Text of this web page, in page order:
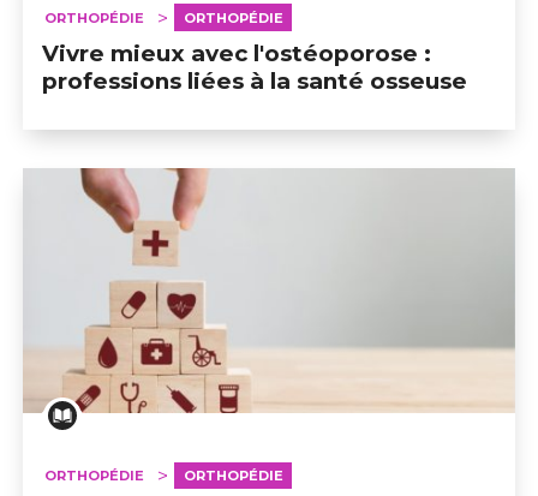
ORTHOPÉDIE ORTHOPÉDIE
Vivre mieux avec l'ostéoporose :
professions liées à la santé osseuse
ORTHOPÉDIE ORTHOPÉDIE